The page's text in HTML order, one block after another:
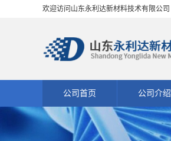
欢迎访问山东永利达新材料技术有限公司
公司首页 公司介绍